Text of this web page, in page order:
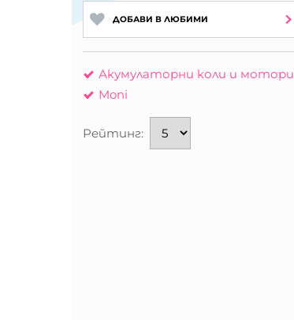
ДОБАВИ В ЛЮБИМИ
Акумулаторни коли и мотори
Moni
Рейтинг: